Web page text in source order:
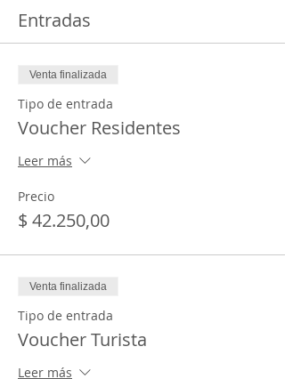
Entradas
Venta finalizada
Tipo de entrada
Voucher Residentes
Leer más
Precio
$ 42.250,00
Venta finalizada
Tipo de entrada
Voucher Turista
Leer más